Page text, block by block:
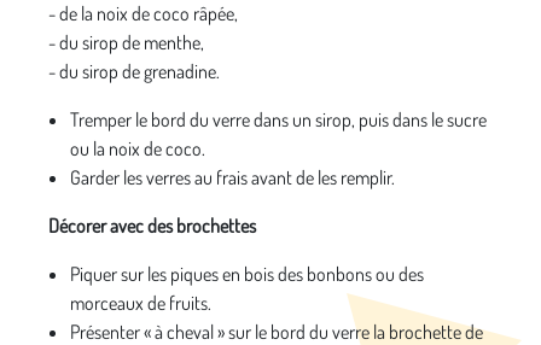
- de la noix de coco râpée,
- du sirop de menthe,
- du sirop de grenadine.
Tremper le bord du verre dans un sirop, puis dans le sucre
ou la noix de coco.
Garder les verres au frais avant de les remplir.
Décorer avec des brochettes
Piquer sur les piques en bois des bonbons ou des
morceaux de fruits.
Présenter « à cheval » sur le bord du verre la brochette de